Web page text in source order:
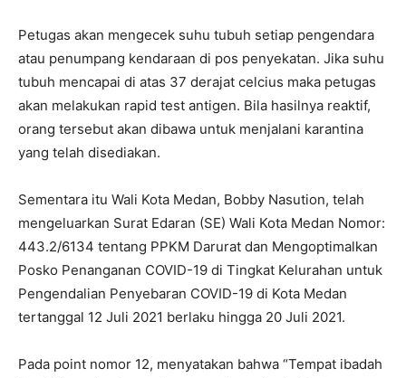
Petugas akan mengecek suhu tubuh setiap pengendara
atau penumpang kendaraan di pos penyekatan. Jika suhu
tubuh mencapai di atas 37 derajat celcius maka petugas
akan melakukan rapid test antigen. Bila hasilnya reaktif,
orang tersebut akan dibawa untuk menjalani karantina
yang telah disediakan.
Sementara itu Wali Kota Medan, Bobby Nasution, telah
mengeluarkan Surat Edaran (SE) Wali Kota Medan Nomor:
443.2/6134 tentang PPKM Darurat dan Mengoptimalkan
Posko Penanganan COVID-19 di Tingkat Kelurahan untuk
Pengendalian Penyebaran COVID-19 di Kota Medan
tertanggal 12 Juli 2021 berlaku hingga 20 Juli 2021.
Pada point nomor 12, menyatakan bahwa “Tempat ibadah